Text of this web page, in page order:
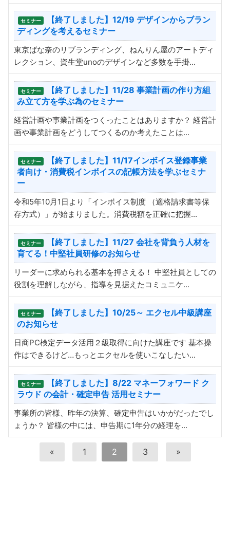
セミナー
【終了しました】12/19 デザインからブラン
ディングを考えるセミナー
東京ばな奈のリブランディング、ねんりん屋のアートディ
レクション、資生堂unoのデザインなど多数を手掛...
セミナー
【終了しました】11/28 事業計画の作り方組
み立て方を学ぶ為のセミナー
経営計画や事業計画をつくったことはありますか？ 経営計
画や事業計画をどうしてつくるのか考えたことは...
セミナー
【終了しました】11/17インボイス登録事業
者向け・消費税インボイスの記帳方法を学ぶセミナ
ー
令和5年10月1日より「インボイス制度 （適格請求書等保
存方式）」が始まりました。消費税額を正確に把握...
セミナー
【終了しました】11/27 会社を背負う人材を
育てる！中堅社員研修のお知らせ
リーダーに求められる基本を押さえる！ 中堅社員としての
役割を理解しながら、指導を見据えたコミュニケ...
セミナー
【終了しました】10/25～ エクセル中級講座
のお知らせ
日商PC検定データ活用２級取得に向けた講座です 基本操
作はできるけど…もっとエクセルを使いこなしたい...
セミナー
【終了しました】8/22 マネーフォワード ク
ラウド の会計・確定申告 活用セミナー
事業所の皆様、昨年の決算、確定申告はいかがだったでし
ょうか？ 皆様の中には、申告期に1年分の経理を...
« 1 2 3 »